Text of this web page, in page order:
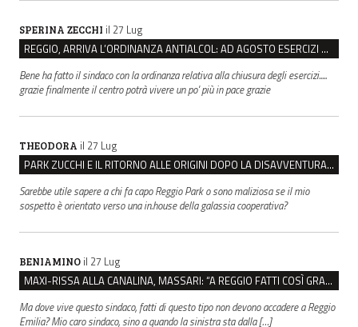
SPERINA ZECCHI il 27 Lug
REGGIO, ARRIVA L’ORDINANZA ANTIALCOL: AD AGOSTO ESERCIZI DI VICINATO CHIUSI DALLE 22 ALLE 6
Bene ha fatto il sindaco con la ordinanza relativa alla chiusura degli esercizi.....
grazie finalmente il centro potrà vivere un po' più in pace grazie
THEODORA il 27 Lug
PARK ZUCCHI E IL RITORNO ALLE ORIGINI DOPO LA DISAVVENTURA CON REGGIO EMILIA PARCHEGGI
Sarebbe utile sapere a chi fa capo Reggio Park o sono maliziosa se il mio
sospetto è orientato verso una in.house della galassia cooperativa?
BENIAMINO il 27 Lug
MAXI-RISSA ALLA CANALINA, MASSARI: “A REGGIO FATTI COSÌ GRAVI NON DEVONO TROVARE SPAZIO”
Ma dove vive questo sindaco, fatti di questo tipo non devono accadere a Reggio
Emilia? Mio caro sindaco, sino a quando la sinistra sta dalla […]